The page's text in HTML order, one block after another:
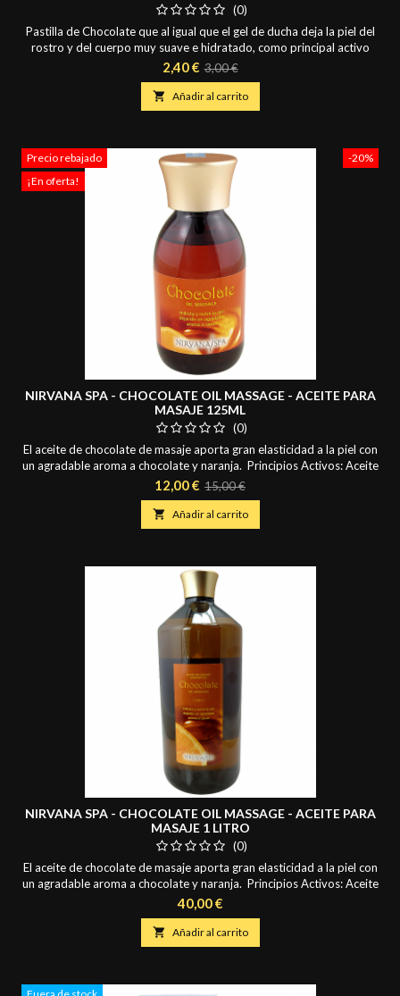
(0)
Pastilla de Chocolate que al igual que el gel de ducha deja la piel del
rostro y del cuerpo muy suave e hidratado, como principal activo
nos encontramos con las propiedades del Cacao. Ideal para lavar
manos, rostro y cuerpo.
Precio
2,40 € Precio
base
3,00 €
 Añadir al carrito
-20%
Precio rebajado
¡En oferta!
NIRVANA SPA - CHOCOLATE OIL MASSAGE - ACEITE PARA
MASAJE 125ML
(0)
El aceite de chocolate de masaje aporta gran elasticidad a la piel con
un agradable aroma a chocolate y naranja. Principios Activos: Aceite
de Almendras Dulces y Aceite Esencial de Naranja.
Precio
12,00 € Precio
base
15,00 €
 Añadir al carrito
NIRVANA SPA - CHOCOLATE OIL MASSAGE - ACEITE PARA
MASAJE 1 LITRO
(0)
El aceite de chocolate de masaje aporta gran elasticidad a la piel con
un agradable aroma a chocolate y naranja. Principios Activos: Aceite
de Almendras Dulces y Aceite Esencial de Naranja.
Precio
40,00 €
 Añadir al carrito